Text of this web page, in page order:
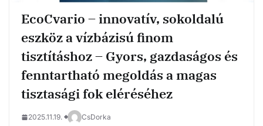
EcoCvario – innovatív, sokoldalú
eszköz a vízbázisú finom
tisztításhoz – Gyors, gazdaságos és
fenntartható megoldás a magas
tisztasági fok eléréséhez
2025.11.19. CsDorka